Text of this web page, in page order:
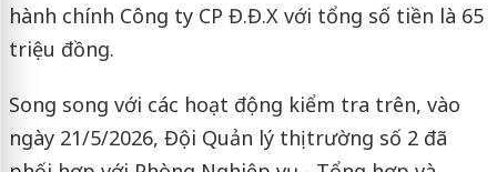
hành chính Công ty CP Đ.Đ.X với tổng số tiền là 65
triệu đồng.
Song song với các hoạt động kiểm tra trên, vào
ngày 21/5/2026, Đội Quản lý thị trường số 2 đã